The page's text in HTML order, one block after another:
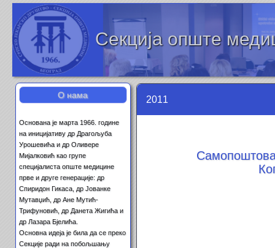
Секција опште
О нама
Основана је марта 1966. године
на иницијативу др Драгољуба
Урошевића и др Оливере
Мијалковић као групе
специјалиста опште медицине
прве и друге генерације: др
Спиридон Гикаса, др Јованке
Мутавџић, др Ане Мутић-
Трифуновић, др Данета Жигића и
др Лазара Бјелића.
Основна идеја је била да се преко
Секције ради на побољшању
2011